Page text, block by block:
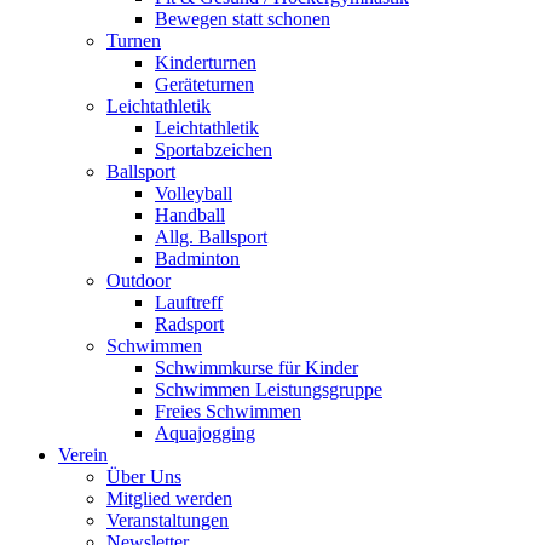
Bewegen statt schonen
Turnen
Kinderturnen
Geräteturnen
Leichtathletik
Leichtathletik
Sportabzeichen
Ballsport
Volleyball
Handball
Allg. Ballsport
Badminton
Outdoor
Lauftreff
Radsport
Schwimmen
Schwimmkurse für Kinder
Schwimmen Leistungsgruppe
Freies Schwimmen
Aquajogging
Verein
Über Uns
Mitglied werden
Veranstaltungen